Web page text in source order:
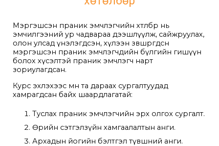
Мэргэшсэн праник эмчлэгчийн хөтөлбөр нь
эмчилгээний ур чадвараа дээшлүүлж, сайжруулах,
олон улсад үнэлэгдсэн, хүлээн зөвшөөрөгдсөн
мэргэшсэн праник эмчлэгчдийн бүлгийн гишүүн
болох хүсэлтэй праник эмчлэгч нарт
зориулагдсан.
Курс эхлэхээс өмнө та дараах сургалтуудад
хамрагдсан байх шаардлагатай:
Туслах праник эмчлэгчийн эрх олгох сургалт.
Өөрийн сэтгэлзүйн хамгаалалтын анги.
Архадын йогийн бэлтгэл түвшний анги.